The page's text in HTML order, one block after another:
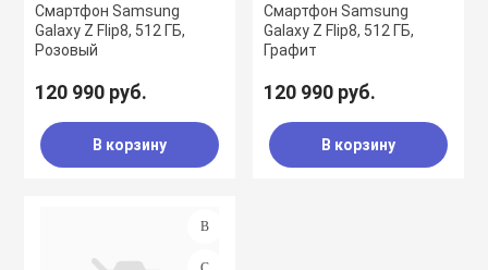
Смартфон Samsung
Galaxy Z Flip8, 512 ГБ,
Розовый
120 990 руб.
В корзину
Смартфон Samsung
Galaxy Z Flip8, 512 ГБ,
Графит
120 990 руб.
В корзину